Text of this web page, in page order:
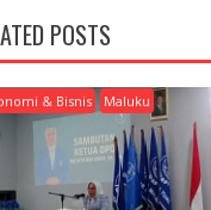
POSTS
& Bisnis Maluku